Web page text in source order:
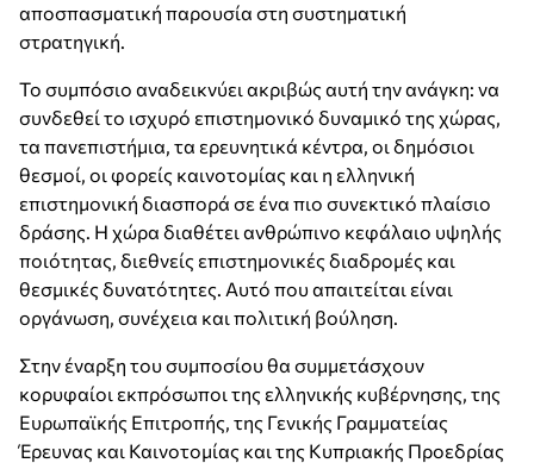
αποσπασματική παρουσία στη συστηματική
στρατηγική.
Το συμπόσιο αναδεικνύει ακριβώς αυτή την ανάγκη: να
συνδεθεί το ισχυρό επιστημονικό δυναμικό της χώρας,
τα πανεπιστήμια, τα ερευνητικά κέντρα, οι δημόσιοι
θεσμοί, οι φορείς καινοτομίας και η ελληνική
επιστημονική διασπορά σε ένα πιο συνεκτικό πλαίσιο
δράσης. Η χώρα διαθέτει ανθρώπινο κεφάλαιο υψηλής
ποιότητας, διεθνείς επιστημονικές διαδρομές και
θεσμικές δυνατότητες. Αυτό που απαιτείται είναι
οργάνωση, συνέχεια και πολιτική βούληση.
Στην έναρξη του συμποσίου θα συμμετάσχουν
κορυφαίοι εκπρόσωποι της ελληνικής κυβέρνησης, της
Ευρωπαϊκής Επιτροπής, της Γενικής Γραμματείας
Έρευνας και Καινοτομίας και της Κυπριακής Προεδρίας